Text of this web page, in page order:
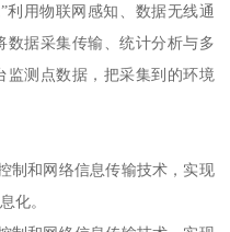
利用物联网感知、数据无线通
数据采集传输、统计分析与多
监测点数据，把采集到的环境
制和网络信息传输技术，实现
化。